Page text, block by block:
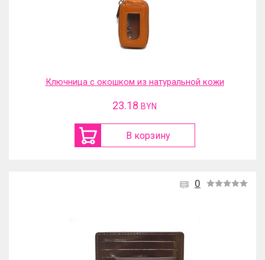
Ключница с окошком из натуральной кожи
23.18 BYN
В корзину
0